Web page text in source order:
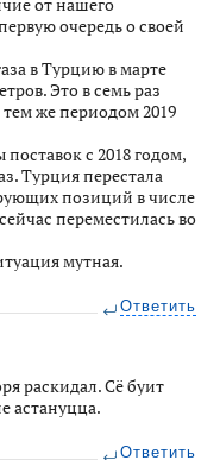
очередь о своей
в Турцию в марте
Это в семь раз
же периодом 2019
с 2018 годом,
Турция перестала
позиций в числе
переместилась во
мутная.
Ответить
раскидал. Сё буит
астануцца.
Ответить